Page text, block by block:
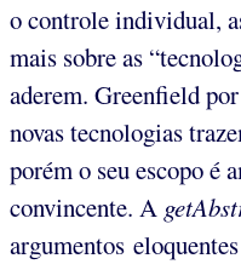
o controle individual,
mais sobre as
aderem. Greenfield
novas tecnologias
porém o seu escopo é
convincente. A
argumentos